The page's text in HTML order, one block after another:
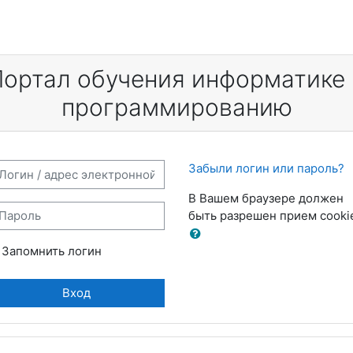
обучения информатике
программированию
/ адрес электронной почты
Запомнить логин
Вход
Забыли логин или пароль?
В Вашем браузере должен
быть разрешен прием